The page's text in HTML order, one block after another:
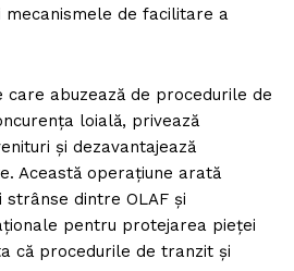
de facilitare a
care abuzează de procedurile de
loială, privează
și dezavantajează
Această operațiune arată
dintre OLAF și
pentru protejarea pieței
că procedurile de tranzit și